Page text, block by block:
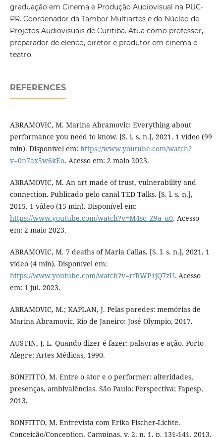
graduação em Cinema e Produção Audiovisual na PUC-
PR. Coordenador da Tambor Multiartes e do Núcleo de
Projetos Audiovisuais de Curitiba. Atua como professor,
preparador de elenco, diretor e produtor em cinema e
teatro.
REFERENCES
ABRAMOVIC, M. Marina Abramovic: Everything about
performance you need to know. [S. l. s. n.], 2021. 1 vídeo (99
min). Disponível em: https://www.youtube.com/watch?
v=0n7ax5w6kEo. Acesso em: 2 maio 2023.
ABRAMOVIC, M. An art made of trust, vulnerability and
connection. Publicado pelo canal TED Talks. [S. l. s. n.],
2015. 1 vídeo (15 min). Disponível em:
https://www.youtube.com/watch?v=M4so_Z9a_u0. Acesso
em: 2 maio 2023.
ABRAMOVIC, M. 7 deaths of Maria Callas. [S. l. s. n.], 2021. 1
vídeo (4 min). Disponível em:
https://www.youtube.com/watch?v=rfRWP1jQ7zU. Acesso
em: 1 jul. 2023.
ABRAMOVIC, M.; KAPLAN, J. Pelas paredes: memórias de
Marina Abramovic. Rio de Janeiro: José Olympio, 2017.
AUSTIN, J. L. Quando dizer é fazer: palavras e ação. Porto
Alegre: Artes Médicas, 1990.
BONFITTO, M. Entre o ator e o performer: alteridades,
presenças, ambivalências. São Paulo: Perspectiva; Fapesp,
2013.
BONFITTO, M. Entrevista com Erika Fischer-Lichte.
Conceição/Conception, Campinas, v. 2, n. 1, p. 131-141, 2013.